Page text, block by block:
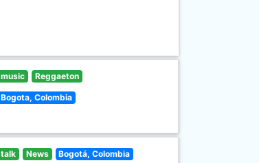
music Reggaeton
Bogota, Colombia
talk News Bogotá, Colombia